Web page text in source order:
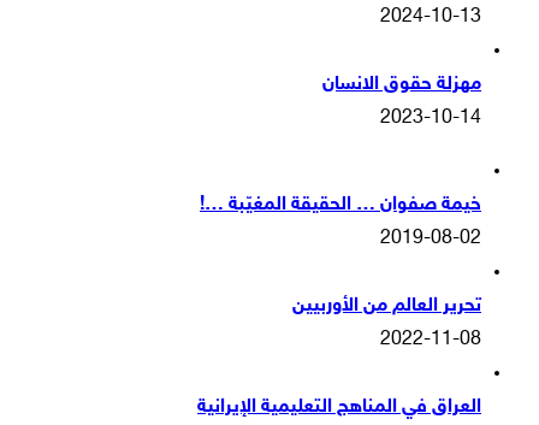
2024-10-13
مهزلة حقوق الانسان
2023-10-14
خيمة صفوان … الحقيقة المغيّبة …!
2019-08-02
تحرير العالم من الأوربيين
2022-11-08
العراق في المناهج التعليمية الإيرانية